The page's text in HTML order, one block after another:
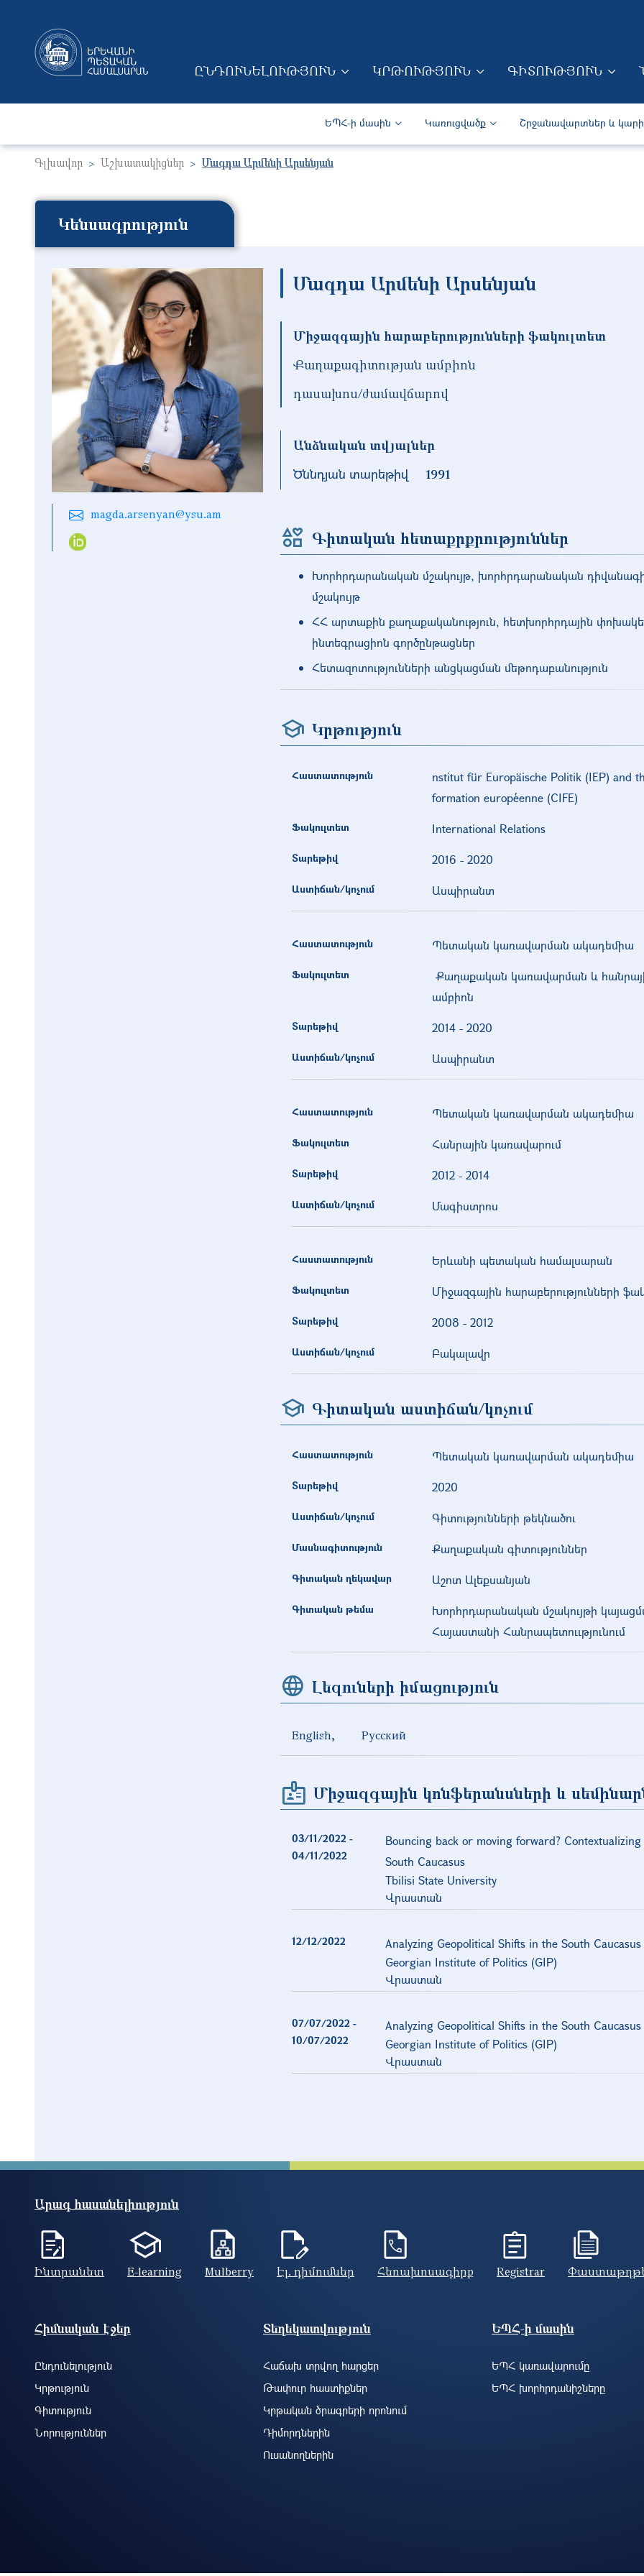
MAIN NAVIGATION (ARM)
ԸՆԴՈՒՆԵԼՈՒԹՅՈՒՆ ԿՐԹՈՒԹՅՈՒՆ ԳԻՏՈՒԹՅՈՒՆ
Secondary navigation (Arm)
ԵՊՀ-ի մասին Կառուցվածք Շրջանավարտներ և
Գլխավոր Աշխատակիցներ Մագդա Արմենի Արսենյան
Կենսագրություն
magda.arsenyan@ysu.am
Մագդա Արմենի Արսենյան
Միջազգային հարաբերությունների ֆակուլտետ
Քաղաքագիտության ամբիոն
դասախոս/ժամավճարով
Անձնական տվյալներ
Ծննդյան տարեթիվ
1991
Գիտական հետաքրքրություններ
Խորհրդարանական մշակույթ, խորհրդարանական
մշակույթ
ՀՀ արտաքին քաղաքականություն, հետխորհրդային
ինտեգրացիոն գործընթացներ
Հետազոտությունների անցկացման մեթոդաբանություն
Կրթություն
Հաստատություն
nstitut für Europäische Politik (IEP) and
formation européenne (CIFE)
Ֆակուլտետ International Relations
Տարեթիվ 2016 - 2020
Աստիճան/կոչում Ասպիրանտ
Հաստատություն Պետական կառավարման ակադեմիա
Ֆակուլտետ
Քաղաքական կառավարման և
ամբիոն
Տարեթիվ 2014- 2020
Աստիճան/կոչում Ասպիրանտ
Հաստատություն Պետական կառավարման ակադեմիա
Ֆակուլտետ Հանրային կառավարում
Տարեթիվ 2012- 2014
Աստիճան/կոչում Մագիստրոս
Հաստատություն Երևանի պետական համալսարան
Ֆակուլտետ Միջազգային հարաբերությունների
Տարեթիվ 2008 - 2012
Աստիճան/կոչում Բակալավր
Գիտական աստիճան/կոչում
Հաստատություն Պետական կառավարման ակադեմիա
Տարեթիվ 2020
Աստիճան/կոչում Գիտությունների թեկնածու
Մասնագիտություն Քաղաքական գիտություններ
Գիտական ղեկավար Աշոտ Ալեքսանյան
Գիտական թեմա
Խորհրդարանական մշակույթի
Հայաստանի Հանրապետոււթյունում
Լեզուների իմացություն
English Русский
Միջազգային կոնֆերանսների և
03/11/2022 -
04/11/2022
Bouncing back or moving forward? Contextualizing
South Caucasus
Tbilisi State University
Վրաստան
12/12/2022
Analyzing Geopolitical Shifts in the South Caucasus
Georgian Institute of Politics (GIP)
Վրաստան
07/07/2022 -
10/07/2022
Analyzing Geopolitical Shifts in the South Caucasus
Georgian Institute of Politics (GIP)
Վրաստան
Արագ հասանելիություն
Ինտրանետ E-learning Mulberry Էլ. դիմումներ Հեռախոսագիրք Registrar
Footer site information
Հիմնական էջեր
Ընդունելություն
Կրթություն
Գիտություն
Նորություններ
Տեղեկատվություն
Հաճախ տրվող հարցեր
Թափուր հաստիքներ
Կրթական ծրագրերի որոնում
Դիմորդներին
Ուսանողներին
ԵՊՀ-ի մասին
ԵՊՀ կառավարումը
ԵՊՀ խորհրդանիշները